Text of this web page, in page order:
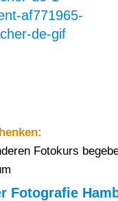
Fotokurs
Fotografie